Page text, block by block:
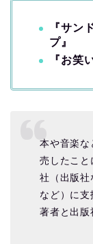
『サン
プ』
『お笑
本や音楽な
売したこと
社（出版社
など）に支
著者と出版